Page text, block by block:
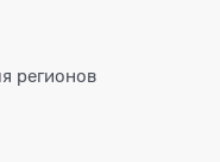
регионов